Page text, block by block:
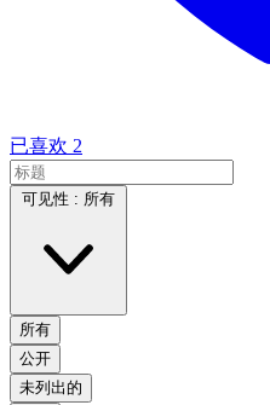
已喜欢 2
可见性 : 所有
所有
公开
未列出的